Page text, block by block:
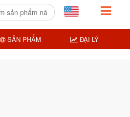
SẢN PHẨM ĐẠI LÝ